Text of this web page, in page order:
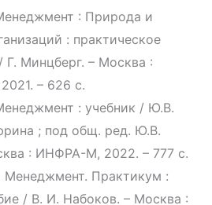
: Природа и
: практическое
Г. Минцберг. – Москва :
– 626 с.
: учебник / Ю.В.
; под общ. ред. Ю.В.
: ИНФРА-М, 2022. – 777 с.
Менеджмент. Практикум :
/ В. И. Набоков. – Москва :